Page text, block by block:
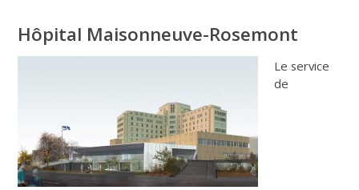
Hôpital Maisonneuve-Rosemont
Le service
de